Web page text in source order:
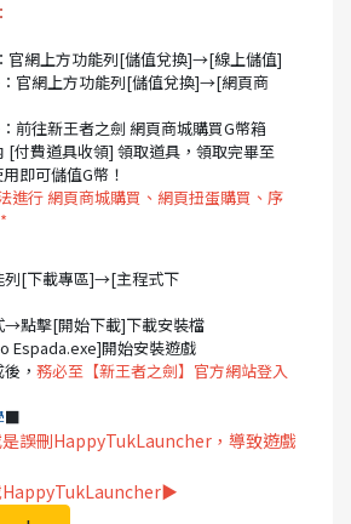
官網上方功能列[儲值兌換]→[線上儲值]
官網上方功能列[儲值兌換]→[網頁商
前往新王者之劍 網頁商城購買G幣箱
[付費道具收領] 領取道具，領取完畢至
即可儲值G幣！
進行 網頁商城購買、網頁扭蛋購買、序
列[下載專區]→[主程式下
→點擊[開始下載]下載安裝檔
Espada.exe]開始安裝遊戲
， 務必至【新王者之劍】官方網站登入
■
誤刪HappyTukLauncher，導致遊戲